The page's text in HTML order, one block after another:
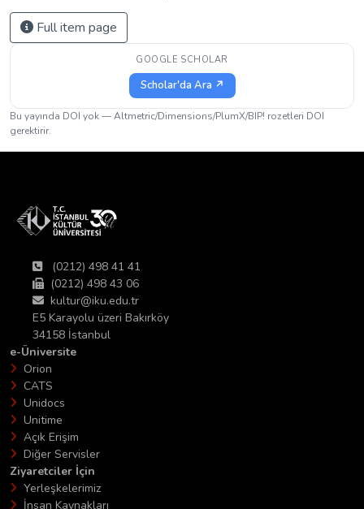
Full item page
GOOGLE SCHOLAR
Scholar'da Ara ↗
Bu yayında DOI yok — Altmetric/Dimensions/PlumX/BIP! rozetleri DOI
gerektirir.
(0212) 498 41 41
(0212) 498 43 06
kultur@iku.edu.tr
E5 Karayolu üzeri Bakırköy
34158 İstanbul
e-Üniversite
Orion
CATS
Unidocs
Unitime
Açık Erişim
Diğer Servisler
Ziyaretciler İçin
Yerleşkelerimiz
İnsan Kaynakları